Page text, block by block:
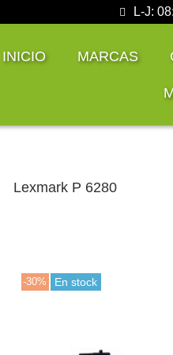
L-J:
INICIO MARCAS
Lexmark P 6280
-30% En stock